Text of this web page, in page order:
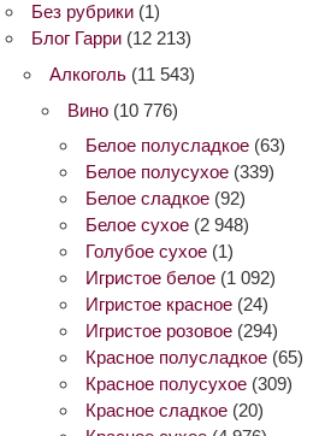
Без рубрики(1)
Блог Гарри(12 213)
Алкоголь (11 543)
Вино (10 776)
Белое полусладкое (63)
Белое полусухое (339)
Белое сладкое (92)
Белое сухое (2 948)
Голубое сухое (1)
Игристое белое (1 092)
Игристое красное (24)
Игристое розовое (294)
Красное полусладкое (65)
Красное полусухое (309)
Красное сладкое (20)